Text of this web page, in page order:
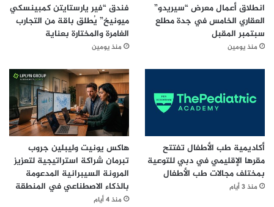
انطلاق أعمال معرض “سيريدو”
العقاري الخامس في جدة مطلع
سبتمبر المقبل
منذ يومين
فندق “فير يارستايتن كمبينسكي
ميونيخ” يُطلق باقة من التجارب
الغامرة والمختارة بعناية
منذ يومين
أكاديمية طب الأطفال تفتتح
مقرها الإقليمي في دبي للتوعية
بمختلف مجالات طب الأطفال
منذ 3 أيام
هاكس يونيت وليبلين جروب
تبرمان شراكة استراتيجية لتعزيز
المرونة السيبرانية المدعومة
بالذكاء الاصطناعي في المنطقة
منذ 4 أيام